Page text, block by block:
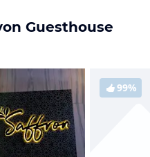
Guesthouse
99%